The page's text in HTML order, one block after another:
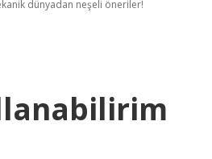
dünyadan neşeli öneriler!